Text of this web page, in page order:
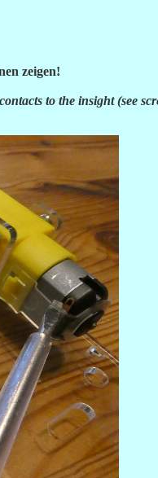
zeigen!
to the insight (see